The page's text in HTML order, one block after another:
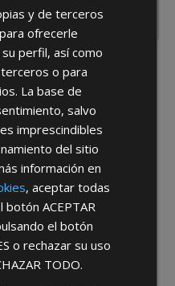
Política de Privacidad
tiendas y empresas minoristas y
y de terceros
ofrecerle
perfil, así como
o para
La base de
salvo
imprescindibles
del sitio
información en
, aceptar todas
botónACEPTAR
el botón
o rechazar su uso
TODO.